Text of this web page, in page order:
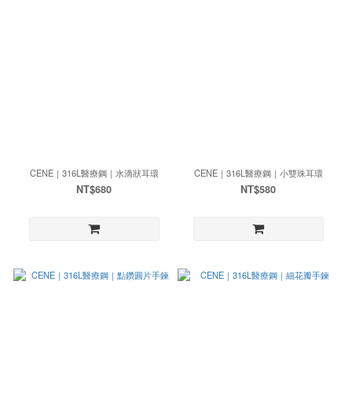
CENE｜316L醫療鋼｜水滴狀耳環
NT$680
CENE｜316L醫療鋼｜小雙珠耳環
NT$580